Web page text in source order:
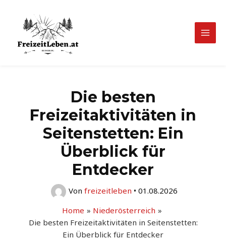
springen
Main
Die besten
Freizeitaktivitäten in
Seitenstetten: Ein
Überblick für
Entdecker
Von freizeitleben • 01.08.2026
Home
Niederösterreich
Die besten Freizeitaktivitäten in Seitenstetten:
Ein Überblick für Entdecker